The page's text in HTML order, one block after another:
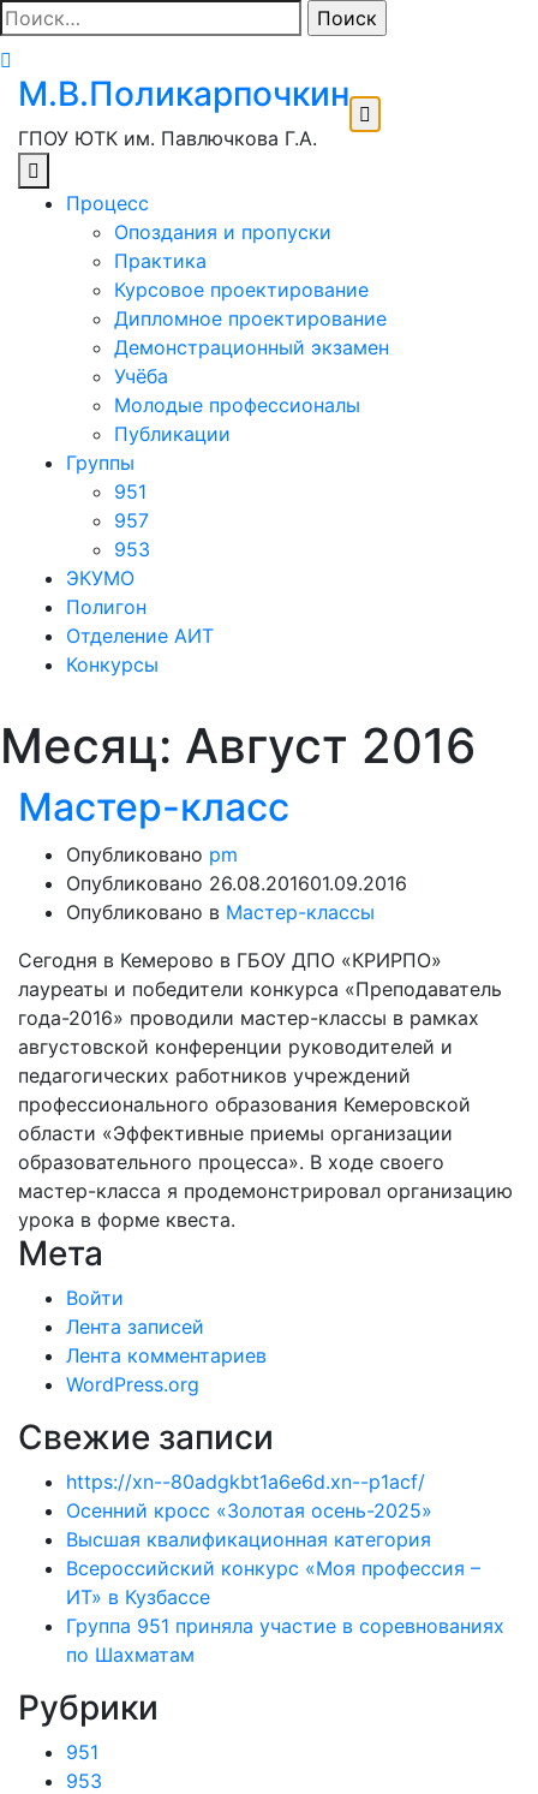
Перейти
к
содержимому
Найти:
М.В.Поликарпочкин
ГПОУ ЮТК им. Павлючкова Г.А.
Процесс
Опоздания и пропуски
Практика
Курсовое проектирование
Дипломное проектирование
Демонстрационный экзамен
Учёба
Молодые профессионалы
Публикации
Группы
951
957
953
ЭКУМО
Полигон
Отделение АИТ
Конкурсы
Месяц: Август 2016
Мастер-класс
Опубликовано pm
Опубликовано 26.08.201601.09.2016
Опубликовано в Мастер-классы
Сегодня в Кемерово в ГБОУ ДПО «КРИРПО»
лауреаты и победители конкурса «Преподаватель
года-2016» проводили мастер-классы в рамках
августовской конференции руководителей и
педагогических работников учреждений
профессионального образования Кемеровской
области «Эффективные приемы организации
образовательного процесса». В ходе своего
мастер-класса я продемонстрировал организацию
урока в форме квеста.
Мета
Войти
Лента записей
Лента комментариев
WordPress.org
Свежие записи
https://xn--80adgkbt1a6e6d.xn--p1acf/
Осенний кросс «Золотая осень-2025»
Высшая квалификационная категория
Всероссийский конкурс «Моя профессия –
ИТ» в Кузбассе
Группа 951 приняла участие в соревнованиях
по Шахматам
Рубрики
951
953